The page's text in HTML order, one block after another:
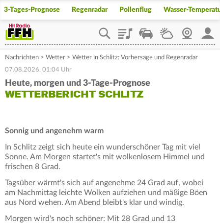
3-Tages-Prognose Regenradar Pollenflug Wasser-
PlaylistStaupilotWetterWebcam
Nachrichten > Wetter > Wetter in Schlitz: Vorhersage und Regenradar
07.08.2026, 01:04 Uhr
Heute, morgen und 3-Tage-Prognose
WETTERBERICHT SCHLITZ
Sonnig und angenehm warm
In Schlitz zeigt sich heute ein wunderschöner Tag mit viel
Sonne. Am Morgen startet's mit wolkenlosem Himmel und
frischen 8 Grad.
Tagsüber wärmt's sich auf angenehme 24 Grad auf, wobei
am Nachmittag leichte Wolken aufziehen und mäßige Böen
aus Nord wehen. Am Abend bleibt's klar und windig.
Morgen wird's noch schöner: Mit 28 Grad und 13